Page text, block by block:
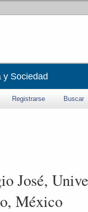
y Sociedad
Registrarse Buscar
José,
México